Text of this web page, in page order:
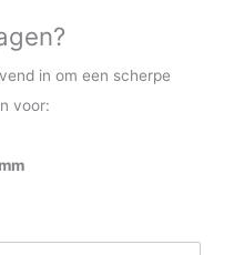
in om een scherpe
voor: